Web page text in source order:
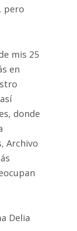
pero
mis 25
en
donde
Archivo
Delia